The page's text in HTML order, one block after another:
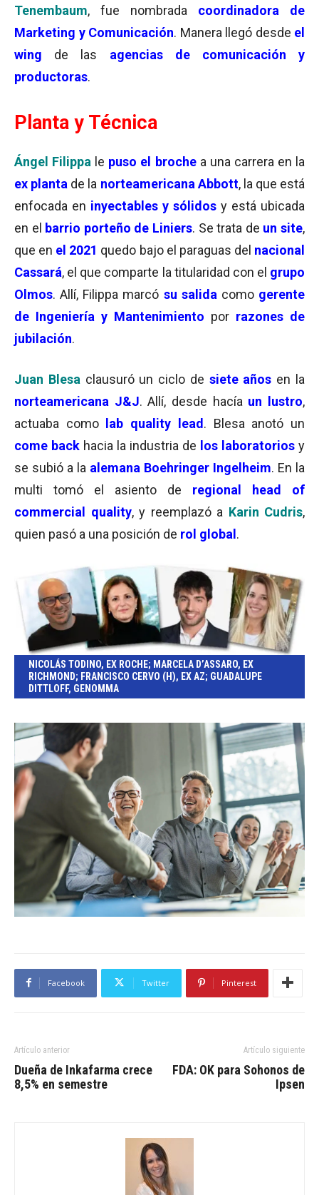
Tenembaum, fue nombrada coordinadora de
Marketing y Comunicación. Manera llegó desde el
wing
de las agencias de comunicación y
productoras.
Planta y Técnica
Ángel Filippa le puso el brochea una carrera en la
ex planta de la norteamericana Abbott, la que está
enfocada en inyectables y sólidos y está ubicada
en el barrio porteño de Liniers. Se trata de un site,
que en el 2021 quedo bajo el paraguas del nacional
Cassará, el que comparte la titularidad con el grupo
Olmos. Allí, Filippa marcó su salida como gerente
de Ingeniería y Mantenimiento por razones de
jubilación.
Juan Blesa clausuró un ciclo de siete años en la
norteamericana J&J. Allí, desde hacía un lustro,
actuaba como lab quality lead. Blesa anotó un
come back hacia la industria de los laboratorios y
se subió a la alemana Boehringer Ingelheim. En la
multi tomó el asiento de regional head of
commercial quality, y reemplazó a Karin Cudris,
quien pasó a una posición de rol global.
NICOLÁS TODINO, EX ROCHE; MARCELA D’ASSARO, EX
RICHMOND; FRANCISCO CERVO (H), EX AZ; GUADALUPE
DITTLOFF, GENOMMA
Facebook Twitter Pinterest
Artículo anterior
Dueña de Inkafarma crece
8,5% en semestre
Artículo siguiente
FDA: OK para Sohonos de
Ipsen